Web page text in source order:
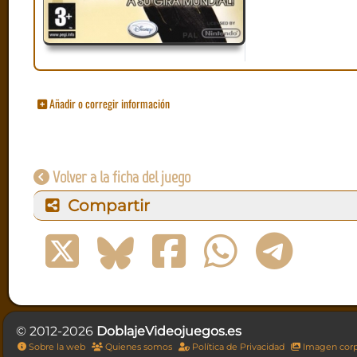
Añadir o corregir información
Volver a la ficha del juego
Compartir
© 2012-2026 DoblajeVideojuegos.es
Sobre la web Quienes somos Política de Privacidad Imagen